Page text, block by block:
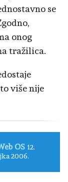
se
onog
tražilica.
više nije
OS 12.
2006.